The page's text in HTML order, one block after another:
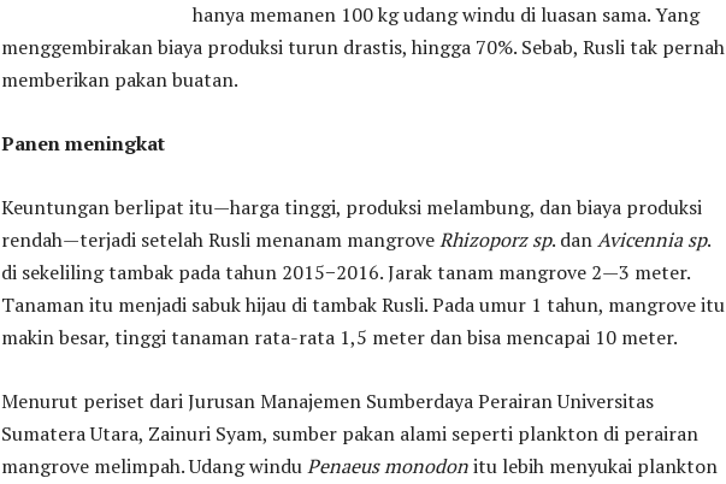
hanya memanen 100 kg udang windu di luasan sama. Yang
menggembirakan biaya produksi turun drastis, hingga 70%. Sebab, Rusli tak pernah
memberikan pakan buatan.
Panen meningkat
Keuntungan berlipat itu—harga tinggi, produksi melambung, dan biaya produksi
rendah—terjadi setelah Rusli menanam mangroveRhizoporz sp. danAvicennia sp.
di sekeliling tambak pada tahun 2015−2016. Jarak tanam mangrove 2—3 meter.
Tanaman itu menjadi sabuk hijau di tambak Rusli. Pada umur 1 tahun, mangrove itu
makin besar, tinggi tanaman rata-rata 1,5 meter dan bisa mencapai 10 meter.
Menurut periset dari Jurusan Manajemen Sumberdaya Perairan Universitas
Sumatera Utara, Zainuri Syam, sumber pakan alami seperti plankton di perairan
mangrove melimpah. Udang winduPenaeus monodonitu lebih menyukai plankton